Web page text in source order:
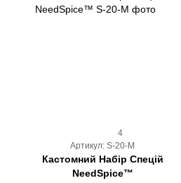
4
Артикул: S-20-M
Кастомний Набір Спецій
NeedSpice™